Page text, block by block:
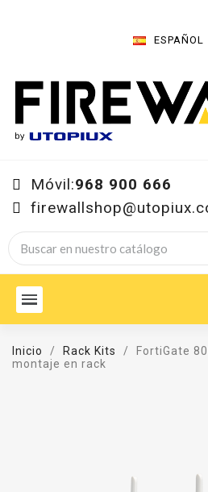
ESPAÑOL
Móvil:968 900 666
Inicio Rack Kits
FortiGate
montaje en rack